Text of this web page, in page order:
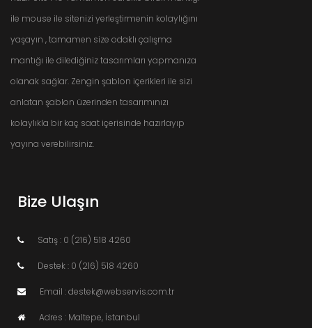
ile mouse ile sitenizi yerleştirmenin kolaylığını
yaşayın , tamamen size odaklı çalışma
mantığı ile dilediğiniz tasarımları yapmanıza
olanak sağlar. Zengin şablon içerikleri ile sizi
anlatan şablon üzerinden tasarımınızı
kolaylıkla bir kaç saat içerisinde hazırlayıp
yayına verebilirsiniz.
Bize Ulaşın
Satış : 0 (216) 518 4260
Destek : 0 (216) 518 4260
Email : destek@webservis.com.tr
Adres : Maltepe, İstanbul